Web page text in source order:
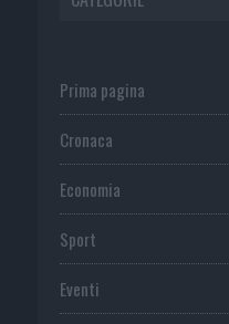
Prima pagina
Cronaca
Economia
Sport
Eventi